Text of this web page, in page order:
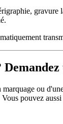
gravure
ou
pouvez